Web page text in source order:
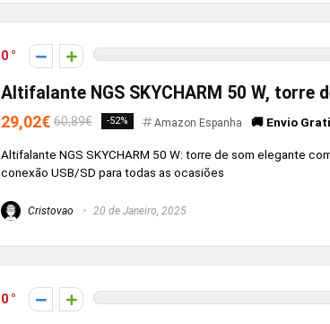
0
Altifalante NGS SKYCHARM 50 W, torre
29,02€ 60,89€ -52% Amazon Espanha 🚚 Envio
Altifalante NGS SKYCHARM 50 W: torre de som elegante
conexão USB/SD para todas as ocasiões
Cristovao 20 de Janeiro, 2025
0